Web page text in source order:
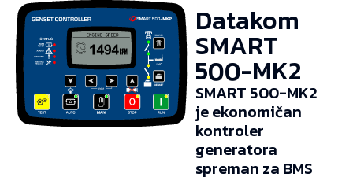
Datakom
SMART
500-MK2
SMART 500-MK2
je ekonomičan
kontroler
generatora
spreman za BMS